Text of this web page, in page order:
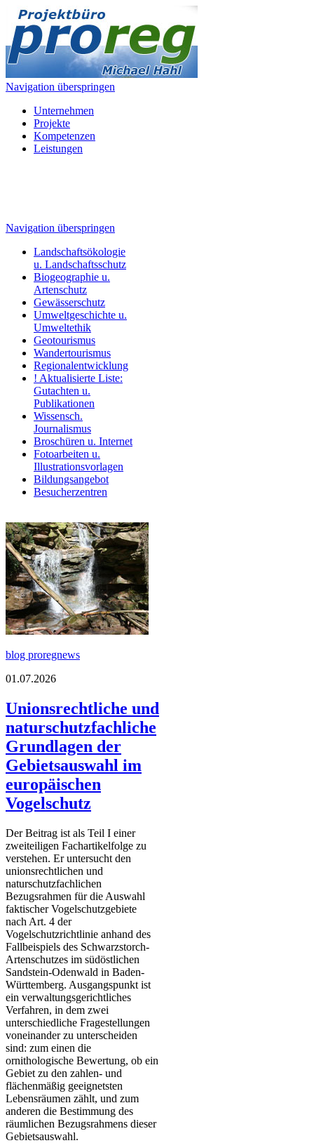
Navigation überspringen
Unternehmen
Projekte
Kompetenzen
Leistungen
Navigation überspringen
Landschaftsökologie
u. Landschaftsschutz
Biogeographie u.
Artenschutz
Gewässerschutz
Umweltgeschichte u.
Umweltethik
Geotourismus
Wandertourismus
Regionalentwicklung
! Aktualisierte Liste:
Gutachten u.
Publikationen
Wissensch.
Journalismus
Broschüren u. Internet
Fotoarbeiten u.
Illustrationsvorlagen
Bildungsangebot
Besucherzentren
blog proregnews
01.07.2026
Unionsrechtliche und
naturschutzfachliche
Grundlagen der
Gebietsauswahl im
europäischen
Vogelschutz
Der Beitrag ist als Teil I einer
zweiteiligen Fachartikelfolge zu
verstehen. Er untersucht den
unionsrechtlichen und
naturschutzfachlichen
Bezugsrahmen für die Auswahl
faktischer Vogelschutzgebiete
nach Art. 4 der
Vogelschutzrichtlinie anhand des
Fallbeispiels des Schwarzstorch-
Artenschutzes im südöstlichen
Sandstein-Odenwald in Baden-
Württemberg. Ausgangspunkt ist
ein verwaltungsgerichtliches
Verfahren, in dem zwei
unterschiedliche Fragestellungen
voneinander zu unterscheiden
sind: zum einen die
ornithologische Bewertung, ob ein
Gebiet zu den zahlen- und
flächenmäßig geeignetsten
Lebensräumen zählt, und zum
anderen die Bestimmung des
räumlichen Bezugsrahmens dieser
Gebietsauswahl.